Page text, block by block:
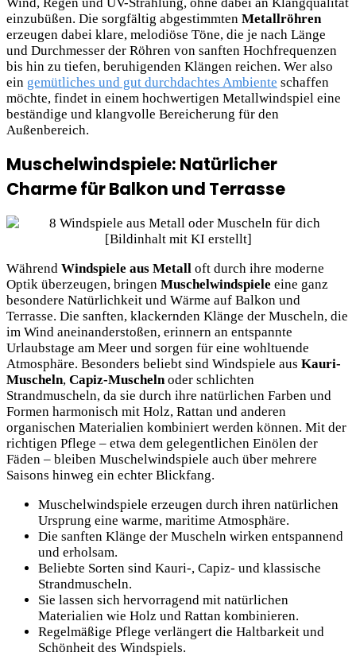
einzubüßen. Die sorgfältig abgestimmten Metallröhren
erzeugen dabei klare, melodiöse Töne, die je nach Länge
und Durchmesser der Röhren von sanften Hochfrequenzen
bis hin zu tiefen, beruhigenden Klängen reichen. Wer also
ein gemütliches und gut durchdachtes Ambiente schaffen
möchte, findet in einem hochwertigen Metallwindspiel eine
beständige und klangvolle Bereicherung für den
Außenbereich.
Muschelwindspiele: Natürlicher
Charme für Balkon und Terrasse
Während Windspiele aus Metall oft durch ihre moderne
Optik überzeugen, bringen Muschelwindspiele eine ganz
besondere Natürlichkeit und Wärme auf Balkon und
Terrasse. Die sanften, klackernden Klänge der Muscheln, die
im Wind aneinanderstoßen, erinnern an entspannte
Urlaubstage am Meer und sorgen für eine wohltuende
Atmosphäre. Besonders beliebt sind Windspiele aus Kauri-
Muscheln, Capiz-Muschelnoder schlichten
Strandmuscheln, da sie durch ihre natürlichen Farben und
Formen harmonisch mit Holz, Rattan und anderen
organischen Materialien kombiniert werden können. Mit der
richtigen Pflege – etwa dem gelegentlichen Einölen der
Fäden – bleiben Muschelwindspiele auch über mehrere
Saisons hinweg ein echter Blickfang.
Muschelwindspiele erzeugen durch ihren natürlichen
Ursprung eine warme, maritime Atmosphäre.
Die sanften Klänge der Muscheln wirken entspannend
und erholsam.
Beliebte Sorten sind Kauri-, Capiz- und klassische
Strandmuscheln.
Sie lassen sich hervorragend mit natürlichen
Materialien wie Holz und Rattan kombinieren.
Regelmäßige Pflege verlängert die Haltbarkeit und
Schönheit des Windspiels.